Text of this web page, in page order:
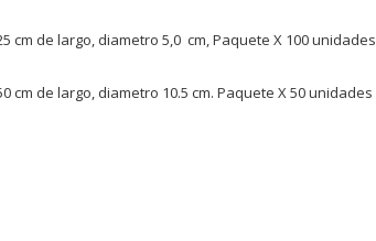
cm de largo, diametro 5,0 cm, Paquete X 100 unidades
cm de largo, diametro 10.5 cm. Paquete X 50 unidades